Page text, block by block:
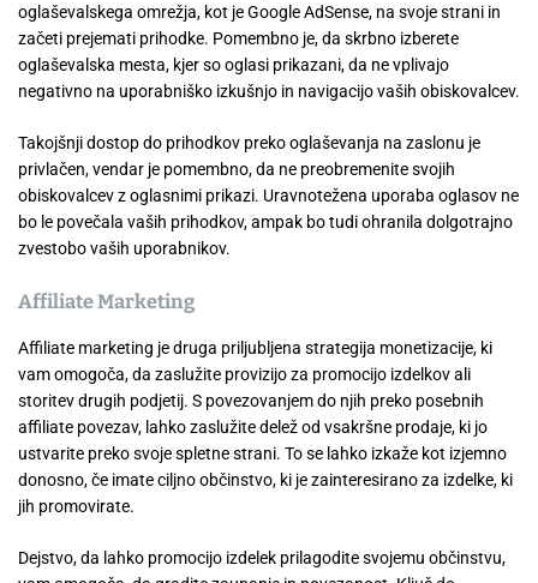
oglaševalskega omrežja, kot je Google AdSense, na svoje strani in
začeti prejemati prihodke. Pomembno je, da skrbno izberete
oglaševalska mesta, kjer so oglasi prikazani, da ne vplivajo
negativno na uporabniško izkušnjo in navigacijo vaših obiskovalcev.
Takojšnji dostop do prihodkov preko oglaševanja na zaslonu je
privlačen, vendar je pomembno, da ne preobremenite svojih
obiskovalcev z oglasnimi prikazi. Uravnotežena uporaba oglasov ne
bo le povečala vaših prihodkov, ampak bo tudi ohranila dolgotrajno
zvestobo vaših uporabnikov.
Affiliate Marketing
Affiliate marketing je druga priljubljena strategija monetizacije, ki
vam omogoča, da zaslužite provizijo za promocijo izdelkov ali
storitev drugih podjetij. S povezovanjem do njih preko posebnih
affiliate povezav, lahko zaslužite delež od vsakršne prodaje, ki jo
ustvarite preko svoje spletne strani. To se lahko izkaže kot izjemno
donosno, če imate ciljno občinstvo, ki je zainteresirano za izdelke, ki
jih promovirate.
Dejstvo, da lahko promocijo izdelek prilagodite svojemu občinstvu,